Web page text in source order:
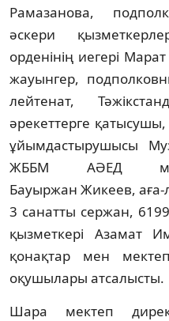
Рамазанова,
әскери
орденінің иегері
жауынгер,
лейтенат,
әрекеттерге
ұйымдастырушысы
ЖББМ АӘЕД
Бауыржан Жикеев,
3 санатты сержан,
қызметкері Азамат
қонақтар мен
оқушылары атсалысты.
Шара мектеп